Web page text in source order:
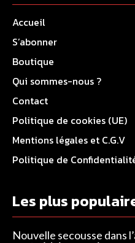
Accueil
S’abonner
Boutique
Qui sommes-nous ?
Contact
Politique de cookies (UE)
Mentions légales et C.G.V
Politique de
Les plus
Nouvelle secousse dans